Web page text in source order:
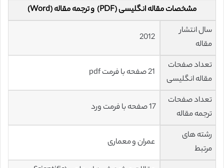
مشخصات مقاله انگلیسی (PDF) و ترجمه مقاله (Word)
سال انتشار
مقاله
تعداد صفحات
مقاله انگلیسی
تعداد صفحات
ترجمه مقاله
17 صفحه با فرمت ورد
رشته های
مرتبط
عمران و معماری